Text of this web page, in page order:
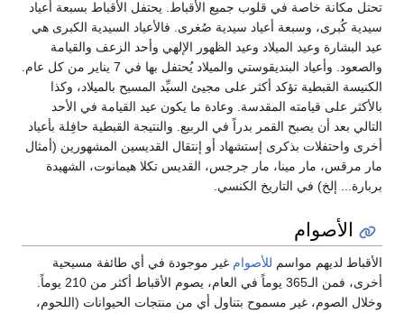
تحتل مكانة خاصة في قلوب جميع الأقباط. يحتفل الأقباط بسبعة أعياد
سيدية كُبرى، وسبعة أعياد سيدية صُغرى. فالأعياد السيدية الكبرى هي
عيد البشارة وعيد الميلاد وعيد الظهور الإلهي وأحد الزعف والقيامة
والصعود. وأعياد البنديقوستي والميلاد يُحتفل بها في 7 يناير من كل عام.
الكنيسة القبطية تؤكد أكثر على مجيئ السيِّد المسيح بالميلاد، وكذا
بالأكثر على قيامته المقدسة. وعادة ما يكون عيد القيامة في الأحد
التالي بعد أن يصبح القمر بدراً في الربيع. والنتيجة القبطية حافِلة بأعياد
أخرى واحتفلات بذكرى إستشهاد أو إنتقال القديسين المشهورين (أمثال
مار مرقس، مار مينا، مار جرجس، القديس تكلا هيمانوت، الشهيدة
بربارة... إلخ) في التاريخ الكنسي.
الأصوام
الأقباط لديهم مواسم للأصوام غير موجودة في أي طائفة مسيحية
أخرى، فمن الـ365 يوماً في العام، يصوم الأقباط أكثر من 210 يوماً.
وخلال الصوم، غير مسموح بتناول أي من منتجات الحيوانات (اللحوم،